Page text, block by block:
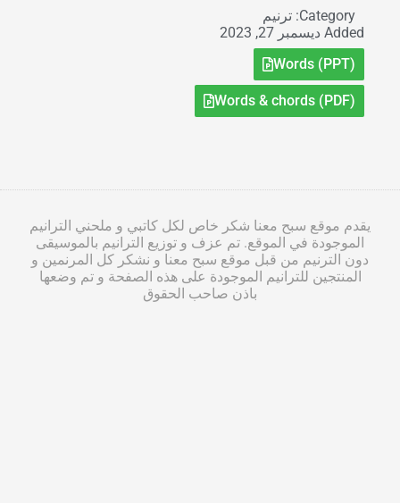
Category: ترنيم
Added ديسمبر 27, 2023
Words (PPT)
Words & chords (PDF)
يقدم موقع سبح معنا شكر خاص لكل كاتبي و ملحني الترانيم
الموجودة في الموقع. تم عزف و توزيع الترانيم بالموسيقى
دون الترنيم من قبل موقع سبح معنا و نشكر كل المرنمين و
المنتجين للترانيم الموجودة على هذه الصفحة و تم وضعها
باذن صاحب الحقوق